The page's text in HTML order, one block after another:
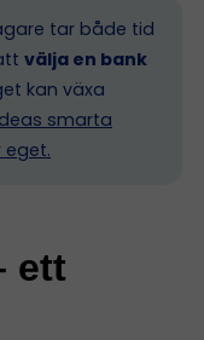
tar både tid
välja en bank
kan växa
smarta
ett